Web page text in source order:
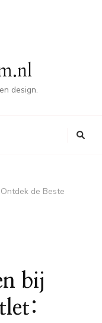
design.
de Beste
bij